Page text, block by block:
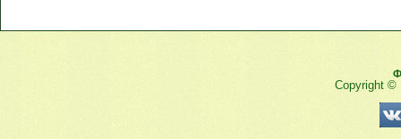
Copyright ©